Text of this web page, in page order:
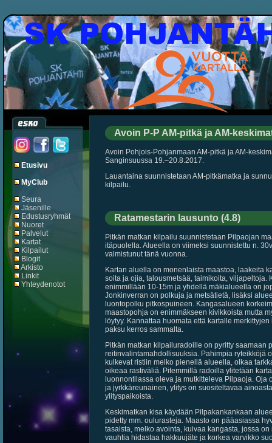
Etusivu
MyClub
Seura
Jäsenille
Edustusryhmät
Nuoret
Palvelut
Kartat
Kilpailut
Blogit
Arkisto
Linkit
Yhteydenotot
Avoin P-P AM-pitkä ja AM-
Avoin Pohjois-Pohjanmaan AM-pitkä ja AM-
Sanginsuussa 19.–20.8.2017.
Lauantaina suunnistetaan AM-pitkämatka ja
kilpailu.
Ratamestarin lausunto (4.8)
Pitkän matkan kilpailu suunnistetaan Pilpaojan
itäpuolella. Alueella on viimeksi suunnistettu n.
valmistunut tänä vuonna.
Kartan aluella on monenlaista maastoa, laakeita
soita ja ojia, talousmetsää, taimikoita, viljapeltoja.
enimmillään 10-15m ja yhdellä mäkialueella on
Jonkinverran on polkuja ja metsätietä, lisäksi
luontopolku pitkospuineen. Kangasalueen
maastopohja on enimmäkseen kivikkoista mutta
löytyy. Kannattaa huomata että kartalle
paksu kerros sammalta.
Pitkän matkan kilpailuradoille on pyritty saamaan
reitinvalintamahdollisuuksia. Pahimpia ryteikköjä
kulkevat ristiin melko pienellä alueella, olkaa
oikeaa rastiväliä. Pitemmillä radoilla ylitetään
luonnontilassa oleva ja mutkitteleva Pilpaoja. Oja
ja jyrkkäreunainen, ylitys on suositeltavaa
ylityspaikoista.
Keskimatkan kisa käydään Pilpakankankaan
pidetty mm. oulurasteja. Maasto on pääasiassa
tasaista, melko avointa, kuivaa kangasta, jossa
vauhtia hidastaa hakkuujäte ja korkea varvikko